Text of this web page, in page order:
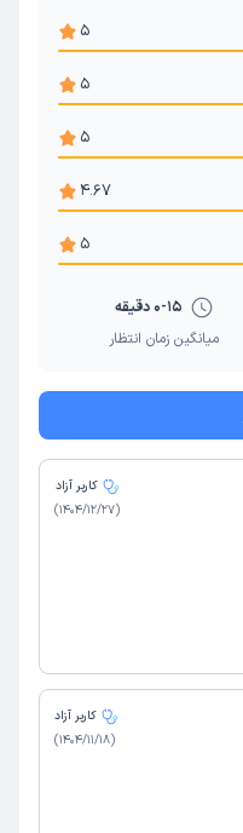
5
5
5
4.67
5
0-15 دقیقه
میانگین زمان انتظار
کاربر آزاد
(
1404/12/27
)
کاربر آزاد
(
1404/11/18
)